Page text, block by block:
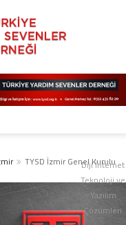
TYSD İzmir Genel Kurulu
Diji İnternet
Teknoloji ve
Yazılım
Çözümleri